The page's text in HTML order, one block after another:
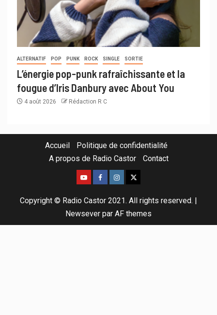
ALTERNATIF POP PUNK ROCK SINGLE SORTIE
L’énergie pop-punk rafraîchissante et la
fougue d’Iris Danbury avec About You
4 août 2026 Rédaction R C
Accueil
Politique de confidentialité
A propos de Radio Castor
Contact
Copyright © Radio Castor 2021. All rights reserved. |
Newsever par AF themes